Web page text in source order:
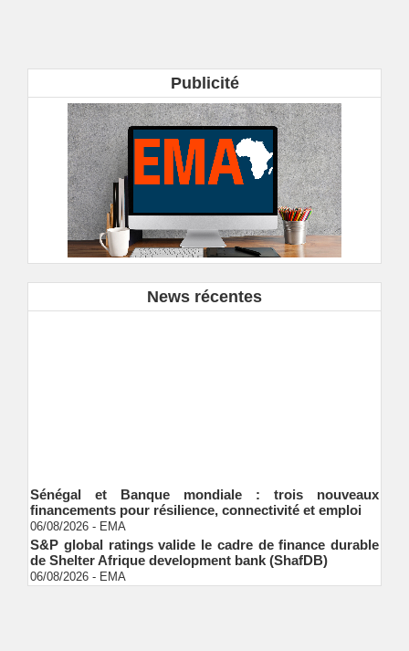
Publicité
News récentes
Sénégal et Banque mondiale : trois nouveaux
financements pour résilience, connectivité et emploi
06/08/2026 -EMA
S&P global ratings valide le cadre de finance durable
de Shelter Afrique development bank (ShafDB)
06/08/2026 -EMA
Industrialisation verte au Sénégal : comment